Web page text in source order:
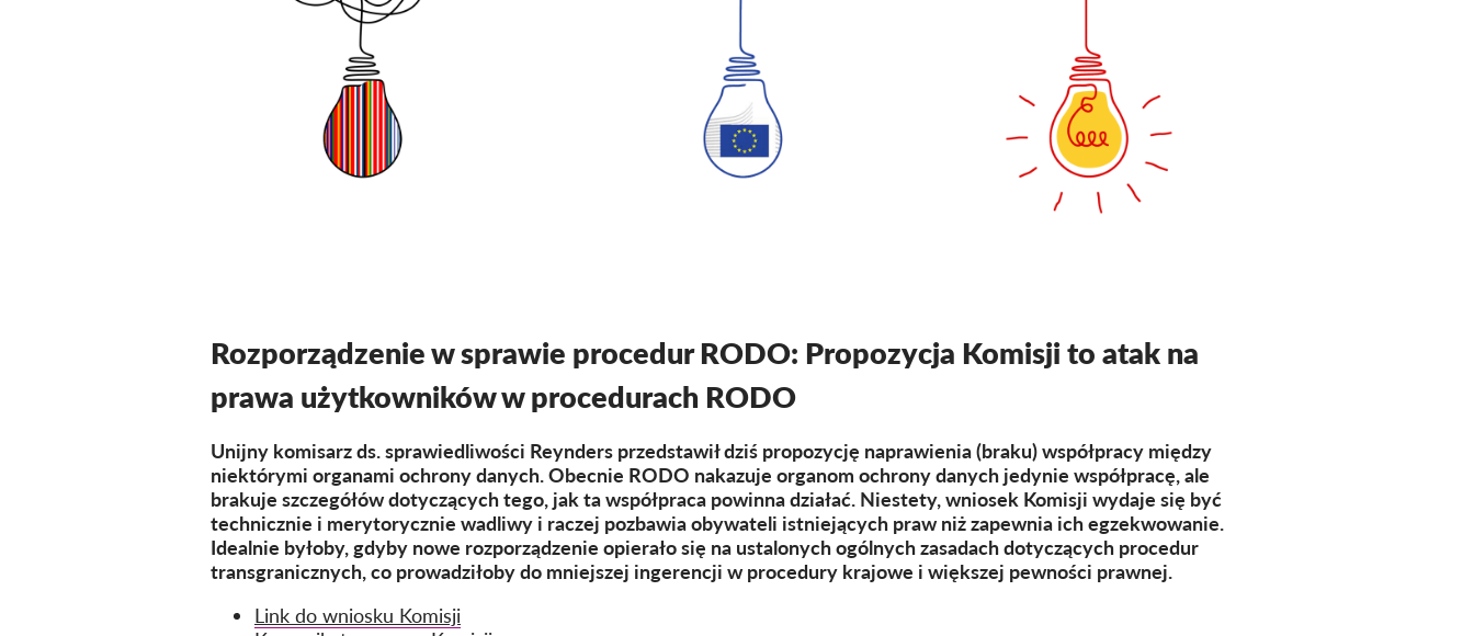
Rozporządzenie w sprawie procedur RODO: Propozycja Komisji to atak na
prawa użytkowników w procedurach RODO
Unijny komisarz ds. sprawiedliwości Reynders przedstawił dziś propozycję naprawienia (braku) współpracy między
niektórymi organami ochrony danych. Obecnie RODO nakazuje organom ochrony danych jedynie współpracę, ale
brakuje szczegółów dotyczących tego, jak ta współpraca powinna działać. Niestety, wniosek Komisji wydaje się być
technicznie i merytorycznie wadliwy i raczej pozbawia obywateli istniejących praw niż zapewnia ich egzekwowanie.
Idealnie byłoby, gdyby nowe rozporządzenie opierało się na ustalonych ogólnych zasadach dotyczących procedur
transgranicznych, co prowadziłoby do mniejszej ingerencji w procedury krajowe i większej pewności prawnej.
Link do wniosku Komisji